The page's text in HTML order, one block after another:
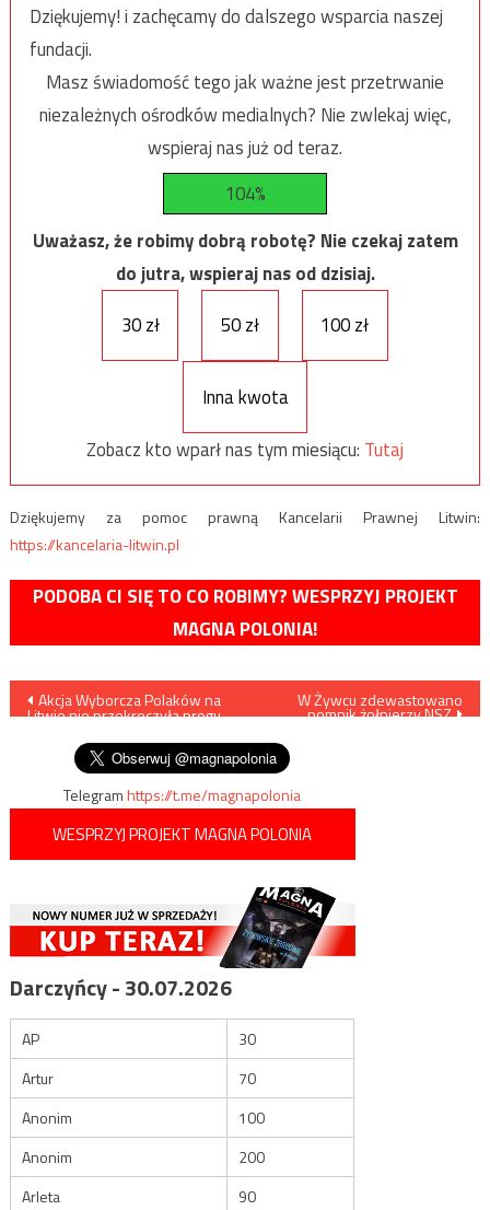
Dziękujemy! i zachęcamy do dalszego wsparcia naszej
fundacji.
Masz świadomość tego jak ważne jest przetrwanie
niezależnych ośrodków medialnych? Nie zwlekaj więc,
wspieraj nas już od teraz.
104%
Uważasz, że robimy dobrą robotę? Nie czekaj zatem
do jutra, wspieraj nas od dzisiaj.
30 zł
50 zł 100 zł
Inna kwota
Zobacz kto wparł nas tym miesiącu: Tutaj
Dziękujemy za pomoc prawną Kancelarii Prawnej Litwin:
https://kancelaria-litwin.pl
PODOBA CI SIĘ TO CO ROBIMY? WESPRZYJ PROJEKT
MAGNA POLONIA!
Nawigacja
wpisu
Akcja Wyborcza Polaków na
Litwie nie przekroczyła progu
W Żywcu zdewastowano
pomnik żołnierzy NSZ
Telegramhttps://t.me/magnapolonia
WESPRZYJ PROJEKT MAGNA POLONIA
Darczyńcy - 30.07.2026
AP
30
Artur
70
Anonim
100
Anonim
200
Arleta
90